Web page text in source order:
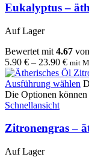
Eukalyptus –
Auf Lager
Bewertet mit 4.67
5.90 € – 23.90 € mit
Ausführung wählen
Die Optionen
Schnellansicht
Zitronengras –
Auf Lager